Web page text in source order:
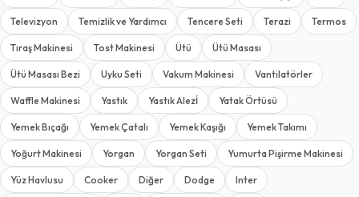
Televizyon Temizlik ve Yardımcı Tencere Seti Terazi Termos
Tıraş Makinesi Tost Makinesi Ütü Ütü Masası
Ütü Masası Bezi Uyku Seti Vakum Makinesi Vantilatörler
Waffle Makinesi Yastık Yastık Alezİ Yatak Örtüsü
Yemek Bıçağı Yemek Çatalı Yemek Kaşığı Yemek Takımı
Yoğurt Makinesi Yorgan Yorgan Seti Yumurta Pişirme Makinesi
Yüz Havlusu Cooker Diğer Dodge Inter